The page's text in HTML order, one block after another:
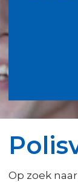
Op zoek